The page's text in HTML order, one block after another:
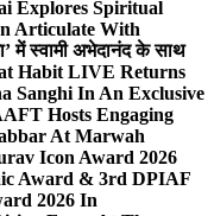
Explores Spiritual
Articulate With
में स्वामी अभेदानंद के साथ
Habit LIVE Returns
Sanghi In An Exclusive
Hosts Engaging
At Marwah
Icon Award 2026
Award & 3rd DPIAF
2026 In